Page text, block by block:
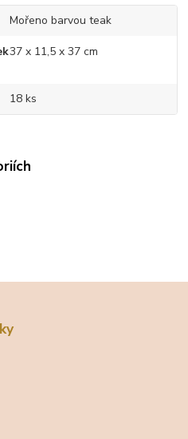
Mořeno barvou teak
37 x 11,5 x 37 cm
18 ks